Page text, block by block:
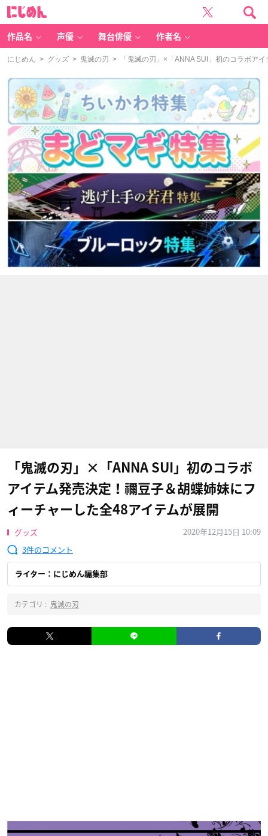
作品名 声優 舞台俳優 作者名
にじめん > グッズ > 鬼滅の刃 > 「鬼滅の刃」×「ANNA SUI」初のコラボア
「鬼滅の刃」×「ANNA SUI」初のコラボ
アイテム発売決定！禰豆子＆胡蝶姉妹にフ
ィーチャーした全48アイテムが展開
グッズ
2020年12月15日 10:09
3
ライター：にじめん編集部
カテゴリ : 鬼滅の刃